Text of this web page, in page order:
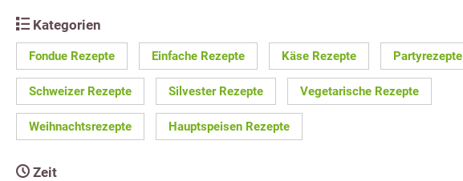
Kategorien
Fondue Rezepte Einfache Rezepte Käse Rezepte Partyrezepte
Schweizer Rezepte Silvester Rezepte Vegetarische Rezepte
Weihnachtsrezepte Hauptspeisen Rezepte
Zeit